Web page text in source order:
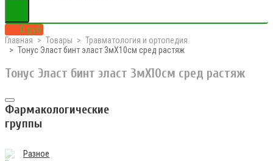
0 руб.
Главная Товары
Травматология и ортопедия
Тонус Эласт бинт эласт 3мX10см сред растяж
Тонус Эласт бинт эласт 3мX10см сред растяж
Фармакологические
группы
Разное